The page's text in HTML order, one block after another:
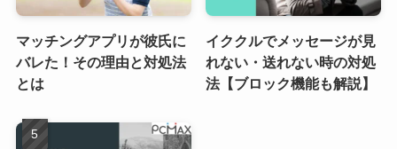
マッチングアプリが彼氏に
バレた！その理由と対処法
とは
イククルでメッセージが見
れない・送れない時の対処
法【ブロック機能も解説】